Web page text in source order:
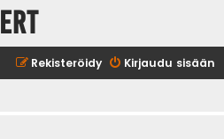
Kirjaudu sisään
Rekisteröidy